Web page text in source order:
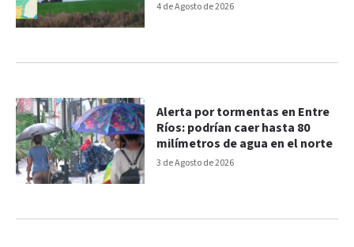
4 de Agosto de 2026
3 de Agosto de 2026
Alerta por tormentas en Entre
Ríos: podrían caer hasta 80
milímetros de agua en el norte